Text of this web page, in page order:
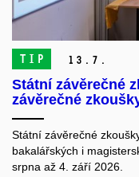
TIP 13. 7.
Státní závěrečné
závěrečné
Státní závěrečné
bakalářských i
srpna až 4. září 2026.